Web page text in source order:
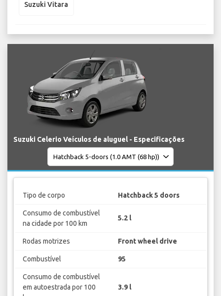
Suzuki Vitara
Suzuki Celerio Veículos de aluguel - Especificações
Tipo de corpo Hatchback 5 doors
Consumo de combustível
na cidade por 100 km
5.2 l
Rodas motrizes Front wheel drive
Combustível 95
Consumo de combustível
em autoestrada por 100
3.9 l